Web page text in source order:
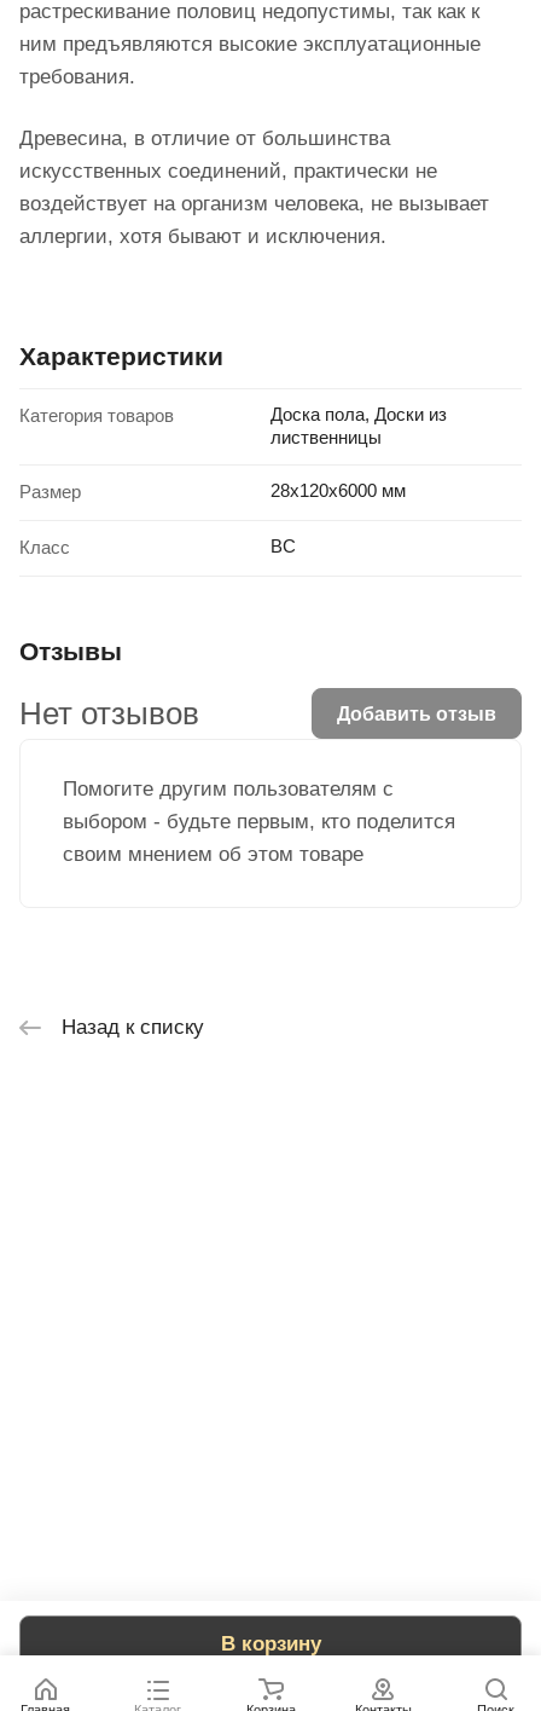
В корзину
растрескивание половиц недопустимы, так как к
ним предъявляются высокие эксплуатационные
требования.
Древесина, в отличие от большинства
искусственных соединений, практически не
воздействует на организм человека, не вызывает
аллергии, хотя бывают и исключения.
Характеристики
Категория товаров
Доска пола, Доски из
лиственницы
Размер 28x120x6000 мм
Класс BC
Отзывы
Помогите другим пользователям с
выбором - будьте первым, кто поделится
своим мнением об этом товаре
Нет отзывов Добавить отзыв
Назад к списку